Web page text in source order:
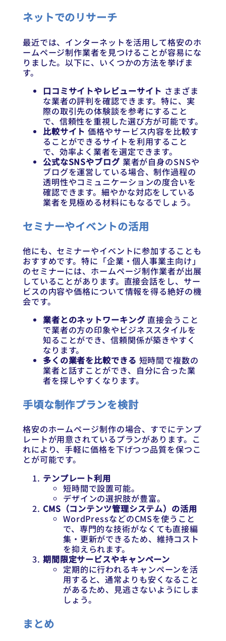
ネットでのリサーチ
最近では、インターネットを活用して格安のホ
ームページ制作業者を見つけることが容易にな
りました。以下に、いくつかの方法を挙げま
す。
口コミサイトやレビューサイト さまざま
な業者の評判を確認できます。特に、実
際の取引先の体験談を参考にすること
で、信頼性を重視した選び方が可能です。
比較サイト 価格やサービス内容を比較す
ることができるサイトを利用すること
で、効率よく業者を選定できます。
公式なSNSやブログ業者が自身のSNSや
ブログを運営している場合、制作過程の
透明性やコミュニケーションの度合いを
確認できます。細やかな対応をしている
業者を見極める材料にもなるでしょう。
セミナーやイベントの活用
他にも、セミナーやイベントに参加することも
おすすめです。特に「企業・個人事業主向け」
のセミナーには、ホームページ制作業者が出展
していることがあります。直接会話をし、サー
ビスの内容や価格について情報を得る絶好の機
会です。
業者とのネットワーキング直接会うこと
で業者の方の印象やビジネススタイルを
知ることができ、信頼関係が築きやすく
なります。
多くの業者を比較できる 短時間で複数の
業者と話すことができ、自分に合った業
者を探しやすくなります。
手頃な制作プランを検討
格安のホームページ制作の場合、すでにテンプ
レートが用意されているプランがあります。こ
れにより、手軽に価格を下げつつ品質を保つこ
とが可能です。
テンプレート利用
短時間で設置可能。
デザインの選択肢が豊富。
CMS（コンテンツ管理システム）の活用
WordPressなどのCMSを使うこと
で、専門的な技術がなくても直接編
集・更新ができるため、維持コスト
を抑えられます。
期間限定サービスやキャンペーン
定期的に行われるキャンペーンを活
用すると、通常よりも安くなること
があるため、見逃さないようにしま
しょう。
まとめ